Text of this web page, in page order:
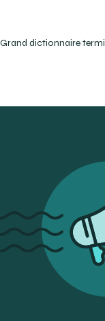
dictionnaire